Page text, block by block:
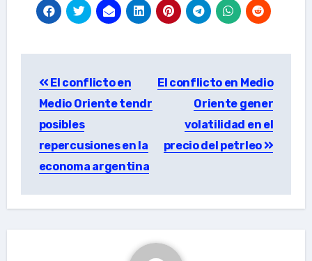
navigation
El conflicto en
Medio Oriente tendr
posibles
repercusiones en la
economa argentina
El conflicto en Medio
Oriente gener
volatilidad en el
precio del petrleo